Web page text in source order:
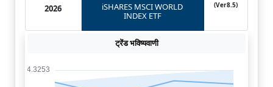
2026
iSHARES MSCI WORLD
INDEX ETF
(Ver8.5)
ट्रेंड भविष्यवाणी